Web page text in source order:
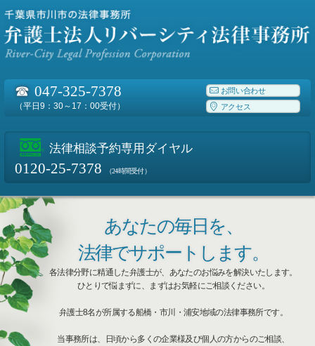
☎ 047-325-7378
（平日9：30～17：00受付）
お問い合わせ
アクセス
法律相談予約専用ダイヤル
0120-25-7378 （24時間受付）
あなたの毎日を、
法律でサポートします。
各法律分野に精通した弁護士が、あなたのお悩みを解決いたします。
ひとりで悩まずに、まずはお気軽にご相談ください。
弁護士8名が所属する船橋・市川・浦安地域の法律事務所です。
当事務所は、日頃から多くの企業様及び個人の方からのご相談、